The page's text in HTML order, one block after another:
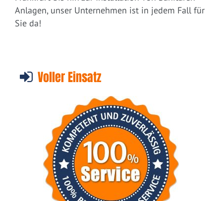
Anlagen, unser Unternehmen ist in jedem Fall für
Sie da!
Voller Einsatz